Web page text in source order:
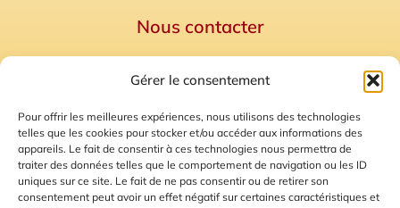
Gérer le consentement
Pour offrir les meilleures expériences, nous utilisons des technologies
telles que les cookies pour stocker et/ou accéder aux informations des
appareils. Le fait de consentir à ces technologies nous permettra de
traiter des données telles que le comportement de navigation ou les ID
uniques sur ce site. Le fait de ne pas consentir ou de retirer son
consentement peut avoir un effet négatif sur certaines caractéristiques et
Nous contacter
Mentions Légales
Plan du site
Gestion des Cookies